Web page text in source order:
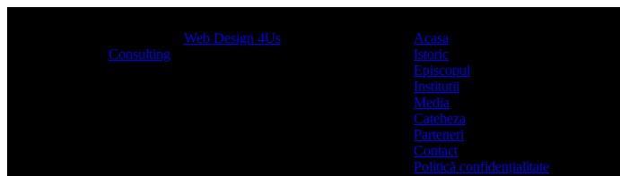
Web Design 4Us
Consulting|
Acasa
Istoric
Episcopul
Institutii
Media
Cateheza
Parteneri
Contact
Politică confidențialitate